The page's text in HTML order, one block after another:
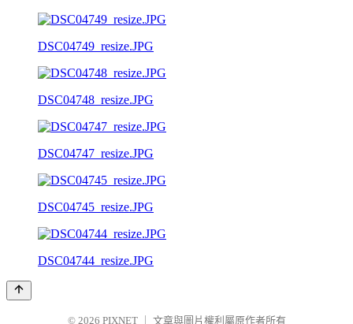
DSC04749_resize.JPG
DSC04748_resize.JPG
DSC04747_resize.JPG
DSC04745_resize.JPG
DSC04744_resize.JPG
© 2026 PIXNET 文章與圖片權利屬原作者所有